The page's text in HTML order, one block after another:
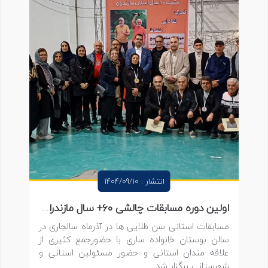
انتشار : 1404/09/10
اولین دوره مسابقات چالشی ۶۰+ سال مازندران به میزبانی شهرستان ساری برگزار شد
مسابقات استانی سن طلایی ها در آذرماه سالجاری در
سالن بوستان خانواده ساری با حضورجمع کثیری از
علاقه مندان استانی و حضور مسئولین استانی و